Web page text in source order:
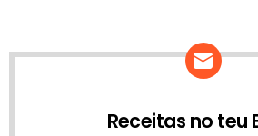
Receitas no teu